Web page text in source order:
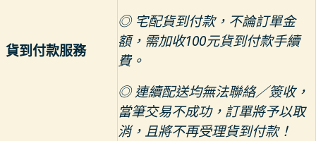
貨到付款服務
◎ 宅配貨到付款，不論訂單金
額，需加收100元貨到付款手續
費。
◎ 連續配送均無法聯絡／簽收，
當筆交易不成功，訂單將予以取
消，且將不再受理貨到付款！